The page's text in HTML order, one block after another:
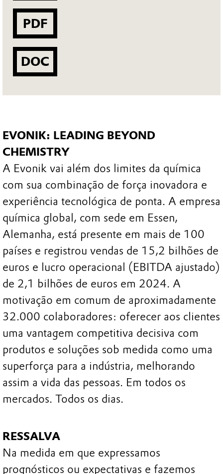
PDF
DOC
EVONIK: LEADING BEYOND
CHEMISTRY
A Evonik vai além dos limites da química
com sua combinação de força inovadora e
experiência tecnológica de ponta. A empresa
química global, com sede em Essen,
Alemanha, está presente em mais de 100
países e registrou vendas de 15,2 bilhões de
euros e lucro operacional (EBITDA ajustado)
de 2,1 bilhões de euros em 2024. A
motivação em comum de aproximadamente
32.000 colaboradores: oferecer aos clientes
uma vantagem competitiva decisiva com
produtos e soluções sob medida como uma
superforça para a indústria, melhorando
assim a vida das pessoas. Em todos os
mercados. Todos os dias.
RESSALVA
Na medida em que expressamos
prognósticos ou expectativas e fazemos